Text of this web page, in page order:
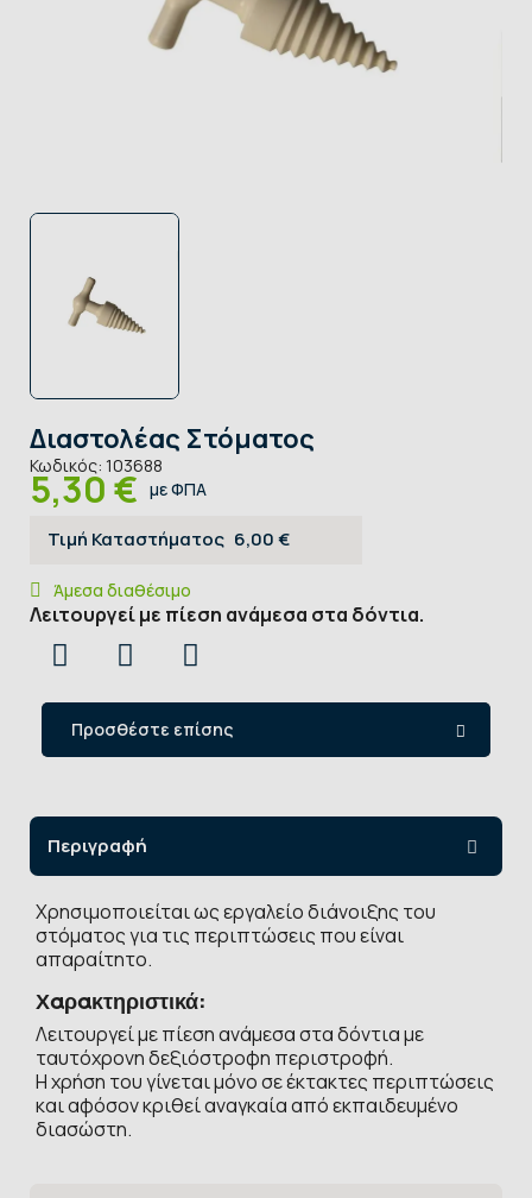
Διαστολέας Στόματος
Κωδικός: 103688
5,30 € με ΦΠΑ
Τιμή Καταστήματος 6,00 €
Άμεσα διαθέσιμο
Λειτουργεί με πίεση ανάμεσα στα δόντια.
Προσθέστε επίσης
Περιγραφή
Χρησιμοποιείται ως εργαλείο διάνοιξης του
στόματος για τις περιπτώσεις που είναι
απαραίτητο.
Χαρακτηριστικά:
Λειτουργεί με πίεση ανάμεσα στα δόντια με
ταυτόχρονη δεξιόστροφη περιστροφή.
Η χρήση του γίνεται μόνο σε έκτακτες περιπτώσεις
και αφόσον κριθεί αναγκαία από εκπαιδευμένο
διασώστη.